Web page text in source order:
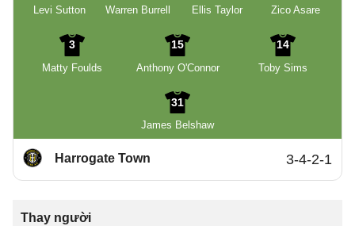
Levi Sutton
Warren Burrell
Ellis Taylor
Zico Asare
3
Matty Foulds
15
Anthony O'Connor
14
Toby Sims
31
James Belshaw
Harrogate Town 3-4-2-1
Thay người